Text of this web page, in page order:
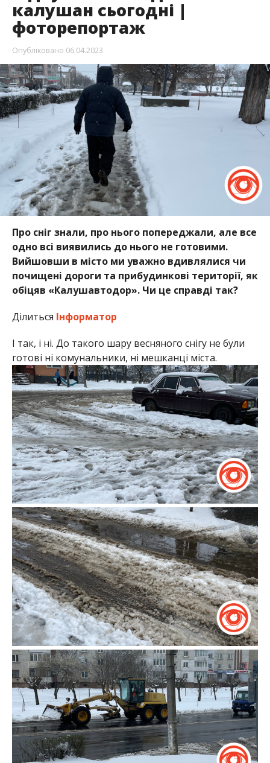
калушан сьогодні |
фоторепортаж
Опубліковано 06.04.2023
Про сніг знали, про нього попереджали, але все
одно всі виявились до нього не готовими.
Вийшовши в місто ми уважно вдивлялися чи
почищені дороги та прибудинкові території, як
обіцяв «Калушавтодор». Чи це справді так?
Ділиться Інформатор
І так, і ні. До такого шару весняного снігу не були
готові ні комунальники, ні мешканці міста.